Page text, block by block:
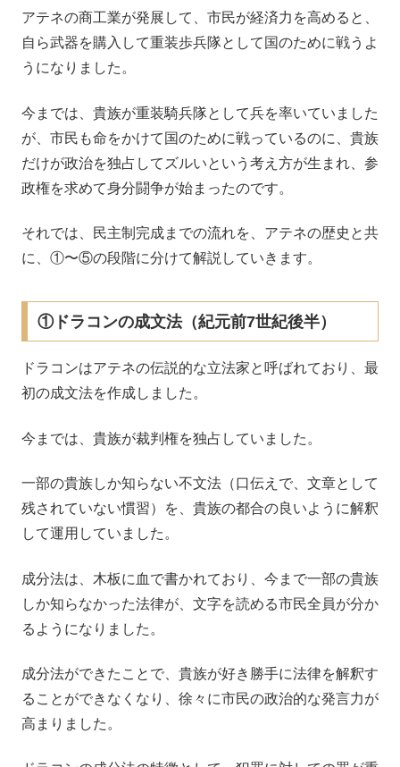
アテネの商工業が発展して、市民が経済力を高めると、
自ら武器を購入して重装歩兵隊として国のために戦うよ
うになりました。
今までは、貴族が重装騎兵隊として兵を率いていました
が、市民も命をかけて国のために戦っているのに、貴族
だけが政治を独占してズルいという考え方が生まれ、参
政権を求めて身分闘争が始まったのです。
それでは、民主制完成までの流れを、アテネの歴史と共
に、①〜⑤の段階に分けて解説していきます。
①ドラコンの成文法（紀元前7世紀後半）
ドラコンはアテネの伝説的な立法家と呼ばれており、最
初の成文法を作成しました。
今までは、貴族が裁判権を独占していました。
一部の貴族しか知らない不文法（口伝えで、文章として
残されていない慣習）を、貴族の都合の良いように解釈
して運用していました。
成分法は、木板に血で書かれており、今まで一部の貴族
しか知らなかった法律が、文字を読める市民全員が分か
るようになりました。
成分法ができたことで、貴族が好き勝手に法律を解釈す
ることができなくなり、徐々に市民の政治的な発言力が
高まりました。